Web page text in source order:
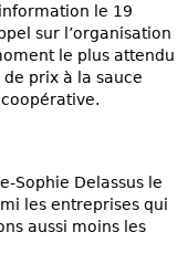
le 19
sur l’organisation
le plus attendu
prix à la sauce
Sophie Delassus le
les entreprises qui
aussi moins les